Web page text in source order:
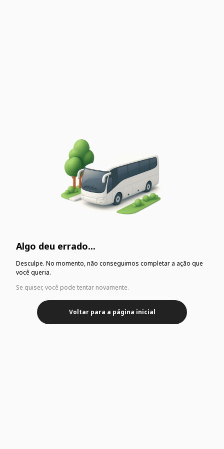
Algo deu errado...
Desculpe. No momento, não conseguimos completar a ação que
você queria.
Se quiser, você pode tentar novamente.
Voltar para a página inicial